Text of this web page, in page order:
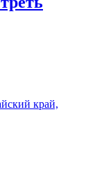
край,